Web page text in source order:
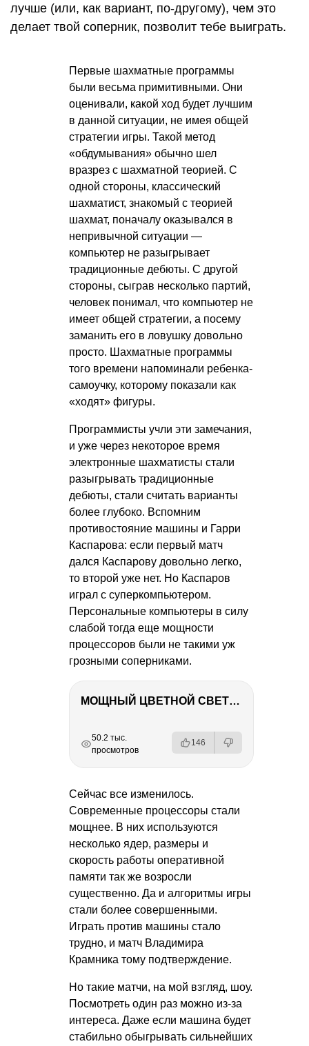
лучше (или, как вариант, по-другому), чем это
делает твой соперник, позволит тебе выиграть.
Первые шахматные программы
были весьма примитивными. Они
оценивали, какой ход будет лучшим
в данной ситуации, не имея общей
стратегии игры. Такой метод
«обдумывания» обычно шел
вразрез с шахматной теорией. С
одной стороны, классический
шахматист, знакомый с теорией
шахмат, поначалу оказывался в
непривычной ситуации —
компьютер не разыгрывает
традиционные дебюты. С другой
стороны, сыграв несколько партий,
человек понимал, что компьютер не
имеет общей стратегии, а посему
заманить его в ловушку довольно
просто. Шахматные программы
того времени напоминали ребенка-
самоучку, которому показали как
«ходят» фигуры.
Программисты учли эти замечания,
и уже через некоторое время
электронные шахматисты стали
разыгрывать традиционные
дебюты, стали считать варианты
более глубоко. Вспомним
противостояние машины и Гарри
Каспарова: если первый матч
дался Каспарову довольно легко,
то второй уже нет. Но Каспаров
играл с суперкомпьютером.
Персональные компьютеры в силу
слабой тогда еще мощности
процессоров были не такими уж
грозными соперниками.
МОЩНЫЙ ЦВЕТНОЙ СВЕТ – NANLITE FC-500C
РЕКЛАМА
РЕКЛАМА
РЕКЛАМА
РЕКЛАМА
50.2 тыс.
просмотров
146
Сейчас все изменилось.
Современные процессоры стали
мощнее. В них используются
несколько ядер, размеры и
скорость работы оперативной
памяти так же возросли
существенно. Да и алгоритмы игры
стали более совершенными.
Играть против машины стало
трудно, и матч Владимира
Крамника тому подтверждение.
Но такие матчи, на мой взгляд, шоу.
Посмотреть один раз можно из-за
интереса. Даже если машина будет
стабильно обыгрывать сильнейших